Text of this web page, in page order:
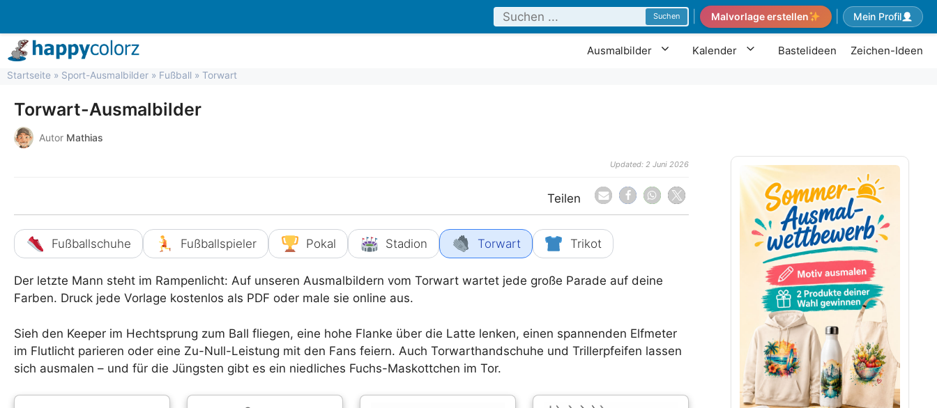
springen
Suchen Malvorlage erstellen Mein Profil
Ausmalbilder Kalender Bastelideen Zeichen-Ideen
Startseite » Sport-Ausmalbilder » Fußball » Torwart
Torwart-Ausmalbilder
Autor Mathias
Updated: 2 Juni 2026
Fußballschuhe Fußballspieler Pokal Stadion Torwart Trikot
Der letzte Mann steht im Rampenlicht: Auf unseren Ausmalbildern vom Torwart wartet jede große Parade auf deine
Farben. Druck jede Vorlage kostenlos als PDF oder male sie online aus.
Sieh den Keeper im Hechtsprung zum Ball fliegen, eine hohe Flanke über die Latte lenken, einen spannenden Elfmeter
im Flutlicht parieren oder eine Zu-Null-Leistung mit den Fans feiern. Auch Torwarthandschuhe und Trillerpfeifen lassen
sich ausmalen – und für die Jüngsten gibt es ein niedliches Fuchs-Maskottchen im Tor.